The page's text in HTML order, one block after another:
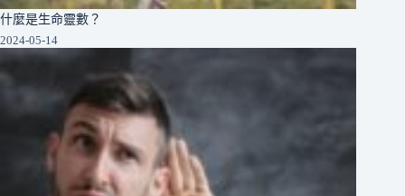
什麼是生命靈數？
2024-05-14